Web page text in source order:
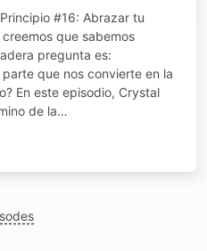
#16: Abrazar tu
que sabemos
pregunta es:
que nos convierte en la
En este episodio, Crystal
de la…